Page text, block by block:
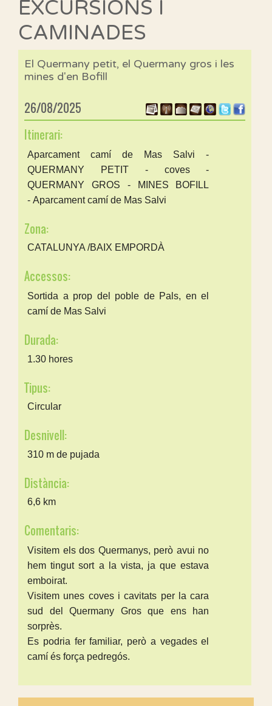
EXCURSIONS I
CAMINADES
El Quermany petit, el Quermany gros i les
mines d'en Bofill
26/08/2025
Itinerari:
Aparcament camí de Mas Salvi -
QUERMANY PETIT - coves -
QUERMANY GROS - MINES BOFILL
- Aparcament camí de Mas Salvi
Zona:
CATALUNYA /BAIX EMPORDÀ
Accessos:
Sortida a prop del poble de Pals, en el
camí de Mas Salvi
Durada:
1.30 hores
Tipus:
Circular
Desnivell:
310 m de pujada
Distància:
6,6 km
Comentaris:
Visitem els dos Quermanys, però avui no
hem tingut sort a la vista, ja que estava
emboirat.
Visitem unes coves i cavitats per la cara
sud del Quermany Gros que ens han
sorprès.
Es podria fer familiar, però a vegades el
camí és força pedregós.